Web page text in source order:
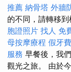
推薦 納骨塔 外牆
的不同，請轉移
胞證照片 找人 免
母按摩療程 假牙
服務 早餐後，我
觀光之旅。 由於